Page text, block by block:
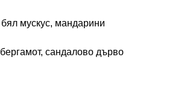
бял мускус, мандарини
бергамот, сандалово дърво